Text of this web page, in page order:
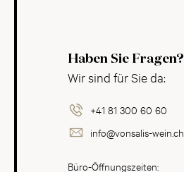
Haben Sie Fragen?
Wir sind für Sie da:
+41 81 300 60 60
info@vonsalis-wein.ch
Büro-Öffnungszeiten: